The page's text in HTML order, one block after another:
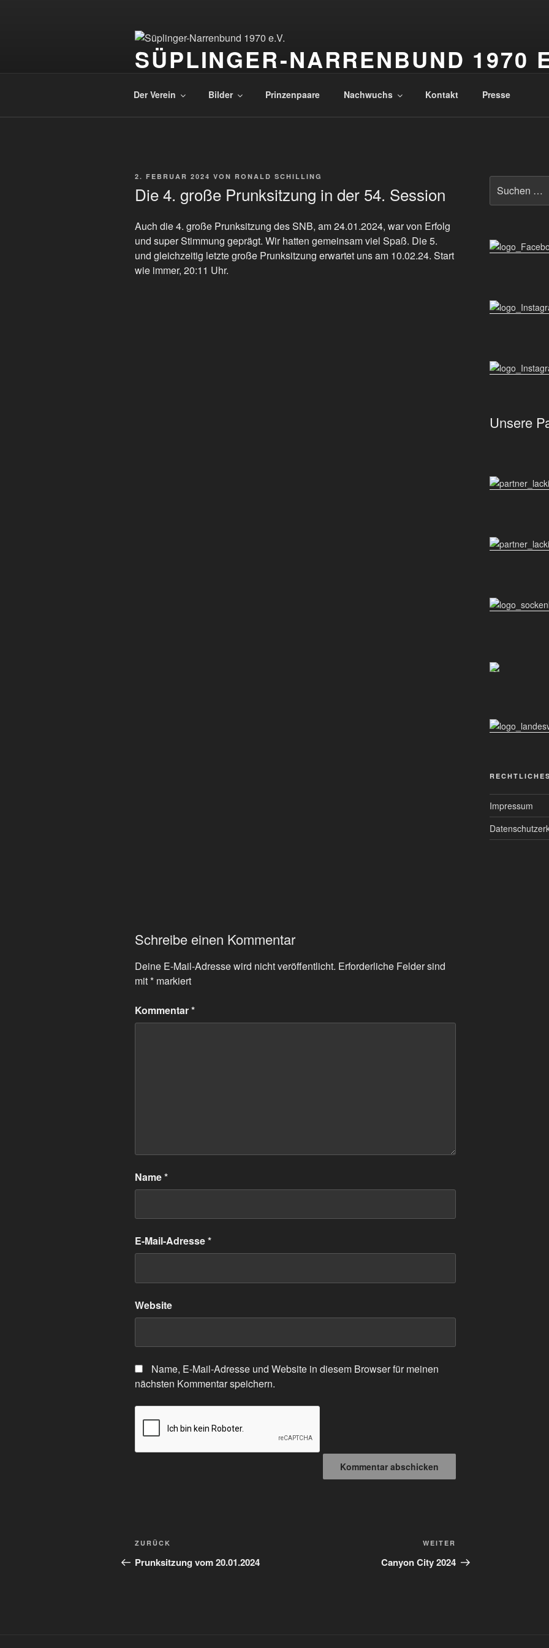
SÜPLINGER-NARRENBUND 1970
Der Verein Bilder Prinzenpaare Nachwuchs Kontakt Presse
VERÖFFENTLICHT
2. FEBRUAR 2024 VON RONALD SCHILLING
Die 4. große Prunksitzung in der 54. Session
Auch die 4. große Prunksitzung des SNB, am 24.01.2024, war von Erfolg
und super Stimmung geprägt. Wir hatten gemeinsam viel Spaß. Die 5.
und gleichzeitig letzte große Prunksitzung erwartet uns am 10.02.24. Start
wie immer, 20:11 Uhr.
Schreibe einen Kommentar
Deine E-Mail-Adresse wird nicht veröffentlicht. Erforderliche Felder sind
mit* markiert
Kommentar*
Name*
E-Mail-Adresse*
Website
Name, E-Mail-Adresse und Website in diesem Browser für meinen
nächsten Kommentar speichern.
Beitragsnavigation
Vorheriger
Beitrag
ZURÜCK
Prunksitzung vom 20.01.2024
Beitrag
WEITER
Canyon City 2024
nach:
Unsere
Impressum